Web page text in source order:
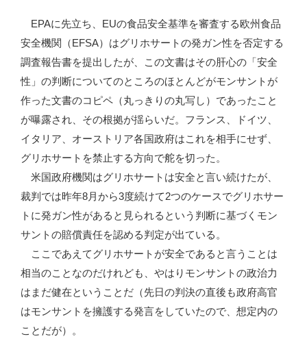
EPAに先立ち、EUの食品安全基準を審査する欧州食品
安全機関（EFSA）はグリホサートの発ガン性を否定する
調査報告書を提出したが、この文書はその肝心の「安全
性」の判断についてのところのほとんどがモンサントが
作った文書のコピペ（丸っきりの丸写し）であったこと
が曝露され、その根拠が揺らいだ。フランス、ドイツ、
イタリア、オーストリア各国政府はこれを相手にせず、
グリホサートを禁止する方向で舵を切った。
米国政府機関はグリホサートは安全と言い続けたが、
裁判では昨年8月から3度続けて2つのケースでグリホサー
トに発ガン性があると見られるという判断に基づくモン
サントの賠償責任を認める判定が出ている。
ここであえてグリホサートが安全であると言うことは
相当のことなのだけれども、やはりモンサントの政治力
はまだ健在ということだ（先日の判決の直後も政府高官
はモンサントを擁護する発言をしていたので、想定内の
ことだが）。